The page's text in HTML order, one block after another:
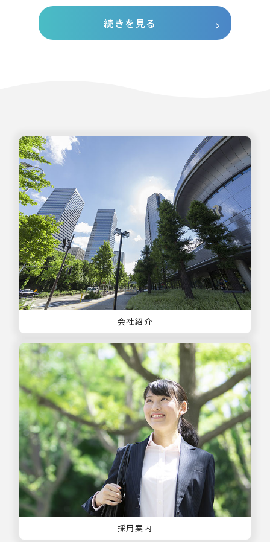
続きを見る
会社紹介
採用案内